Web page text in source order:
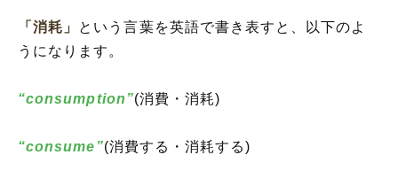
「消耗」
という言葉を英語で書き表すと、以下のよ
うになります。
“consumption”(消費・消耗)
“consume”(消費する・消耗する)